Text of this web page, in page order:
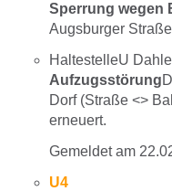
Sperrung wegen
Augsburger
HaltestelleU
Aufzugsstörung
Dorf (Straße <>
erneuert.
Gemeldet am
U4